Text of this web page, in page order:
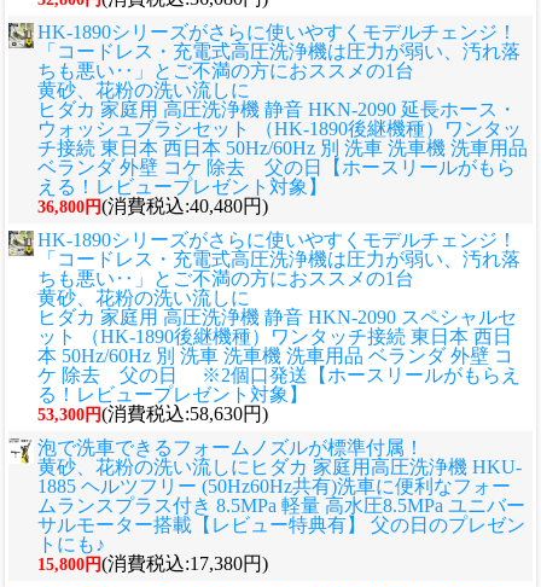
HK-1890シリーズがさらに使いやすくモデルチェンジ！
「コードレス・充電式高圧洗浄機は圧力が弱い、汚れ落
ちも悪い‥」とご不満の方におススメの1台
黄砂、花粉の洗い流しに
ヒダカ 家庭用 高圧洗浄機 静音 HKN-2090 延長ホース・
ウォッシュブラシセット （HK-1890後継機種）ワンタッ
チ接続 東日本 西日本 50Hz/60Hz 別 洗車 洗車機 洗車用品
ベランダ 外壁 コケ 除去 父の日【ホースリールがもら
える！レビュープレゼント対象】
36,800円(消費税込:40,480円)
HK-1890シリーズがさらに使いやすくモデルチェンジ！
「コードレス・充電式高圧洗浄機は圧力が弱い、汚れ落
ちも悪い‥」とご不満の方におススメの1台
黄砂、花粉の洗い流しに
ヒダカ 家庭用 高圧洗浄機 静音 HKN-2090 スペシャルセ
ット （HK-1890後継機種）ワンタッチ接続 東日本 西日
本 50Hz/60Hz 別 洗車 洗車機 洗車用品 ベランダ 外壁 コ
ケ 除去 父の日 ※2個口発送【ホースリールがもらえ
る！レビュープレゼント対象】
53,300円(消費税込:58,630円)
泡で洗車できるフォームノズルが標準付属！
黄砂、花粉の洗い流しに ヒダカ 家庭用高圧洗浄機 HKU-
1885 ヘルツフリー (50Hz60Hz共有)洗車に便利なフォー
ムランスプラス付き 8.5MPa 軽量 高水圧8.5MPa ユニバー
サルモーター搭載【レビュー特典有】 父の日のプレゼン
トにも♪
15,800円(消費税込:17,380円)